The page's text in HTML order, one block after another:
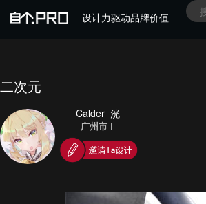
设计力驱动品牌价值
二次元
Calder_洸
广州市 |